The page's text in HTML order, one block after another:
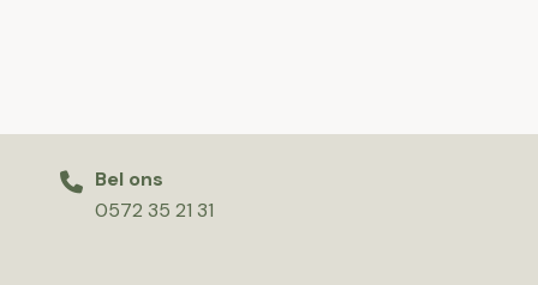
Bel ons
0572 35 21 31